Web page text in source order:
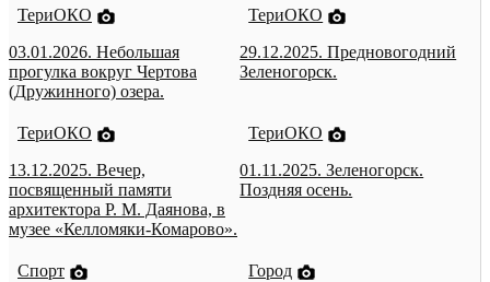
ТериОКО
03.01.2026. Небольшая
прогулка вокруг Чертова
(Дружинного) озера.
ТериОКО
29.12.2025. Предновогодний
Зеленогорск.
ТериОКО
13.12.2025. Вечер,
посвященный памяти
архитектора Р. М. Даянова, в
музее «Келломяки-Комарово».
ТериОКО
01.11.2025. Зеленогорск.
Поздняя осень.
Спорт
Город